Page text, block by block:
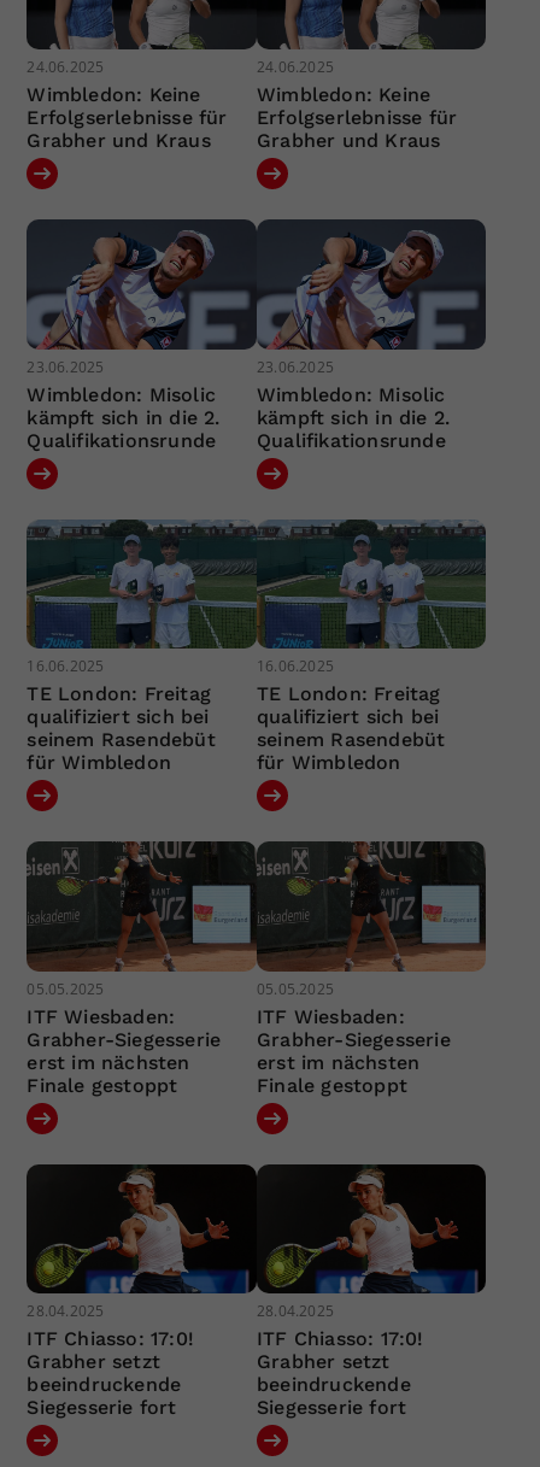
24.06.2025
Wimbledon: Keine
Erfolgserlebnisse für
Grabher und Kraus
24.06.2025
Wimbledon: Keine
Erfolgserlebnisse für
Grabher und Kraus
23.06.2025
Wimbledon: Misolic
kämpft sich in die 2.
Qualifikationsrunde
23.06.2025
Wimbledon: Misolic
kämpft sich in die 2.
Qualifikationsrunde
16.06.2025
TE London: Freitag
qualifiziert sich bei
seinem Rasendebüt
für Wimbledon
16.06.2025
TE London: Freitag
qualifiziert sich bei
seinem Rasendebüt
für Wimbledon
05.05.2025
ITF Wiesbaden:
Grabher-Siegesserie
erst im nächsten
Finale gestoppt
05.05.2025
ITF Wiesbaden:
Grabher-Siegesserie
erst im nächsten
Finale gestoppt
28.04.2025
ITF Chiasso: 17:0!
Grabher setzt
beeindruckende
Siegesserie fort
28.04.2025
ITF Chiasso: 17:0!
Grabher setzt
beeindruckende
Siegesserie fort